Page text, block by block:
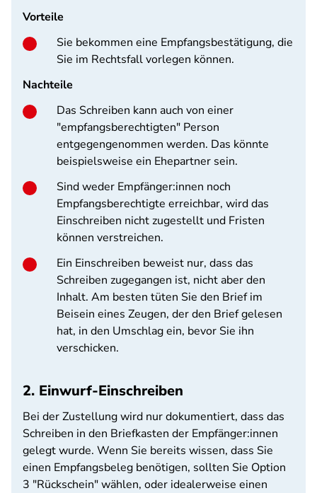
Vorteile
Sie bekommen eine Empfangsbestätigung, die
Sie im Rechtsfall vorlegen können.
Nachteile
Das Schreiben kann auch von einer
"empfangsberechtigten" Person
entgegengenommen werden. Das könnte
beispielsweise ein Ehepartner sein.
Sind weder Empfänger:innen noch
Empfangsberechtigte erreichbar, wird das
Einschreiben nicht zugestellt und Fristen
können verstreichen.
Ein Einschreiben beweist nur, dass das
Schreiben zugegangen ist, nicht aber den
Inhalt. Am besten tüten Sie den Brief im
Beisein eines Zeugen, der den Brief gelesen
hat, in den Umschlag ein, bevor Sie ihn
verschicken.
2. Einwurf-Einschreiben
Bei der Zustellung wird nur dokumentiert, dass das
Schreiben in den Briefkasten der Empfänger:innen
gelegt wurde. Wenn Sie bereits wissen, dass Sie
einen Empfangsbeleg benötigen, sollten Sie Option
3 "Rückschein" wählen, oder idealerweise einen